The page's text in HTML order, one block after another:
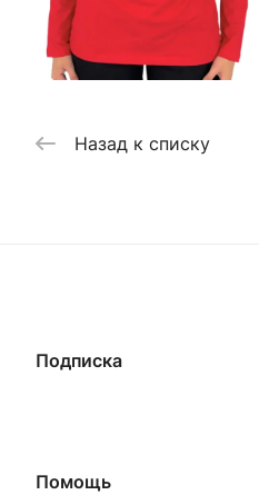
Назад к списку
Подписка
Помощь